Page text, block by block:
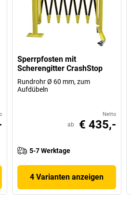
Sperrpfosten mit
Scherengitter CrashStop
Rundrohr Ø 60 mm, zum
Aufdübeln
Netto
ab € 435,-
5-7 Werktage
4 Varianten anzeigen